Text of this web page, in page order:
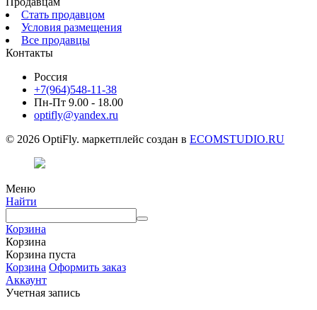
Стать продавцом
Условия размещения
Все продавцы
Контакты
Россия
+7(964)548-11-38
Пн-Пт 9.00 - 18.00
optifly@yandex.ru
© 2026 OptiFly. маркетплейс создан в ECOMSTUDIO.RU
Меню
Найти
Корзина
Корзина
Корзина пуста
Корзина Оформить заказ
Аккаунт
Учетная запись